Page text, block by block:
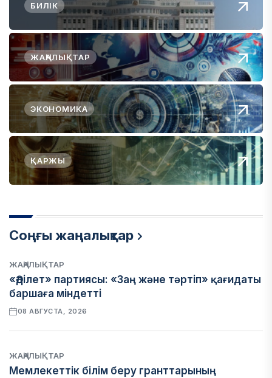
БИЛІК
ЖАҢАЛЫҚТАР
ЭКОНОМИКА
ҚАРЖЫ
Соңғы жаңалықтар
ЖАҢАЛЫҚТАР
«Әділет» партиясы: «Заң және тәртіп» қағидаты
баршаға міндетті
08 АВГУСТА, 2026
ЖАҢАЛЫҚТАР
Мемлекеттік білім беру гранттарының